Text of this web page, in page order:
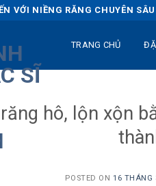
VỚI NIỀNG RĂNG CHUYÊN
TRANG CHỦ
hô, lộn xộn
POSTED ON 16 THÁNG